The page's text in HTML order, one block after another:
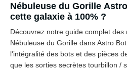
Nébuleuse du Gorille
cette galaxie à 100% ?
Découvrez notre guide complet
Nébuleuse du Gorille dans Astro
l'intégralité des bots et des pièces
que les sorties secrètes tourbillon /